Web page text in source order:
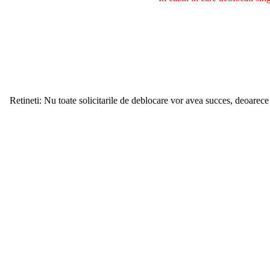
Retineti: Nu toate solicitarile de deblocare vor avea succes,